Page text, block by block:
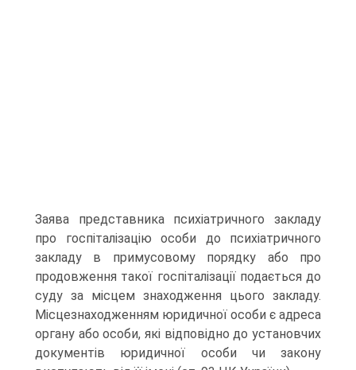
Заява представника психіатричного закладу
про госпіталізацію особи до психіатричного
закладу в при­мусовому порядку або про
продовження такої госпіталізації подається до
суду за місцем знаходження цього закладу.
Місцезнаходженням юридичної особи є адреса
органу або особи, які відповідно до уста­новчих
документів юридичної особи чи закону